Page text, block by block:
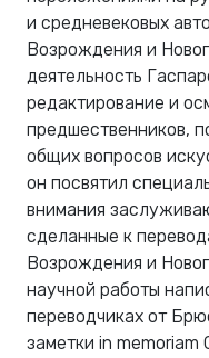
и средневековых
Возрождения и
деятельность
редактирование и
предшественников,
общих вопросов
он посвятил
внимания
сделанные к
Возрождения и
научной работы
переводчиках от
заметки in